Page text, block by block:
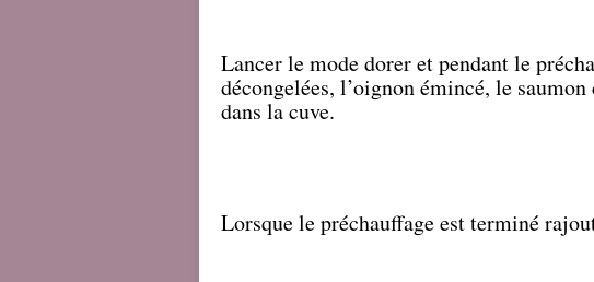
Lancer le mode dorer et pendant le
décongelées, l’oignon émincé, le
dans la cuve.
Lorsque le préchauffage est terminé